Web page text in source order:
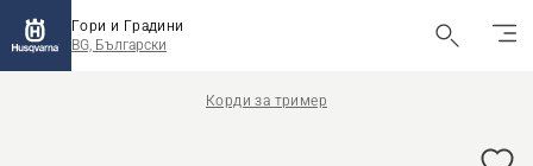
Гори и Градини
BG, Български
Корди за тример